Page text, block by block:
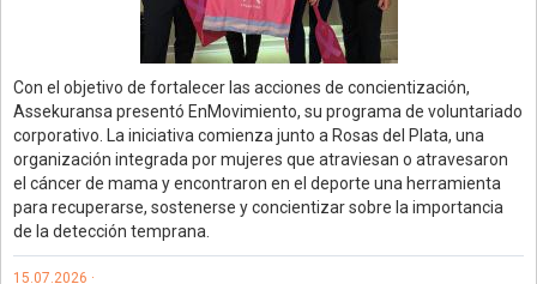
Con el objetivo de fortalecer las acciones de concientización,
Assekuransa presentó EnMovimiento, su programa de voluntariado
corporativo. La iniciativa comienza junto a Rosas del Plata, una
organización integrada por mujeres que atraviesan o atravesaron
el cáncer de mama y encontraron en el deporte una herramienta
para recuperarse, sostenerse y concientizar sobre la importancia
de la detección temprana.
15.07.2026 ·